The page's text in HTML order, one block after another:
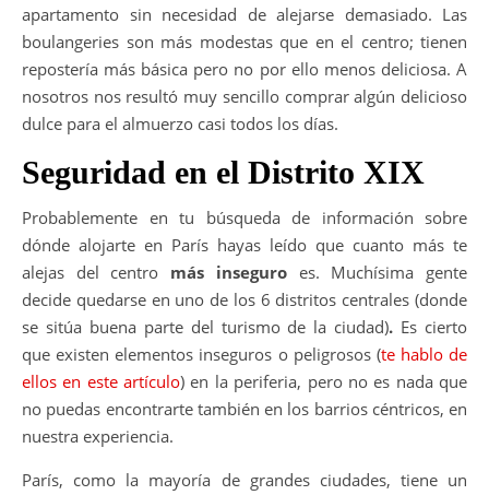
apartamento sin necesidad de alejarse demasiado. Las
boulangeries son más modestas que en el centro; tienen
repostería más básica pero no por ello menos deliciosa. A
nosotros nos resultó muy sencillo comprar algún delicioso
dulce para el almuerzo casi todos los días.
Seguridad en el Distrito XIX
Probablemente en tu búsqueda de información sobre
dónde alojarte en París hayas leído que cuanto más te
alejas del centro más inseguroes. Muchísima gente
decide quedarse en uno de los 6 distritos centrales (donde
se sitúa buena parte del turismo de la ciudad). Es cierto
que existen elementos inseguros o peligrosos (te hablo de
ellos en este artículo) en la periferia, pero no es nada que
no puedas encontrarte también en los barrios céntricos, en
nuestra experiencia.
París, como la mayoría de grandes ciudades, tiene un